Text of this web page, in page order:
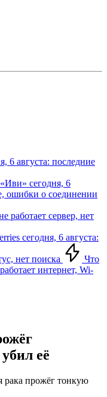
6 августа: последние
сегодня, 6
ошибки о соединении
работает сервер, нет
сегодня, 6 августа:
нет поиска
Что
интернет, Wi-
её
рака прожёг тонкую